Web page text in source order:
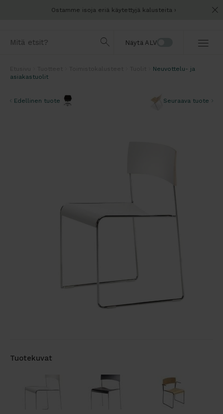
Ostamme isoja eriä käytettyjä kalusteita
Näytä ALV
Neuvottelu- ja
asiakastuolit
Edellinen tuote Seuraava tuote
Tuotekuvat